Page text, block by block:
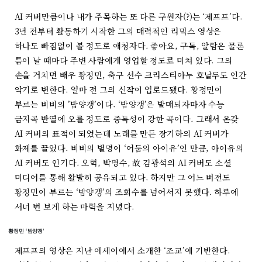
AI 커버만큼이나 내가 주목하는 또 다른 구원자(?)는 ‘제프프’다.
3년 전부터 활동하기 시작한 그의 매력적인 리믹스 영상은
하나도 빠짐없이 볼 정도로 애청자다. 좋아요, 구독, 알람은 물론
틈이 날 때마다 주변 사람에게 영업할 정도로 미쳐 있다. 그의
손을 거치면 배우 황정민, 축구 선수 크리스티아누 호날두도 인간
악기로 변한다. 얼마 전 그의 신작이 업로드됐다. 황정민이
부르는 비비의 ’밤양갱’이다. ‘밤양갱’은 발매되자마자 수능
금지곡 반열에 오를 정도로 중독성이 강한 곡이다. 그래서 온갖
AI 커버의 표적이 되었는데 노래를 만든 장기하의 AI 커버가
화제를 끌었다. 비비의 별명이 ‘어둠의 아이유’인 만큼, 아이유의
AI 커버도 인기다. 오혁, 박명수, 故 김광석의 AI 커버도 소셜
미디어를 통해 활발히 공유되고 있다. 하지만 그 어느 버전도
황정민이 부르는 ‘밤양갱’의 조회수를 넘어서지 못했다. 하루에
서너 번 보게 하는 마력을 지녔다.
황정민 ‘밤양갱’
제프프의 영상은 지난 에세이에서 소개한 ‘조교’에 기반한다.